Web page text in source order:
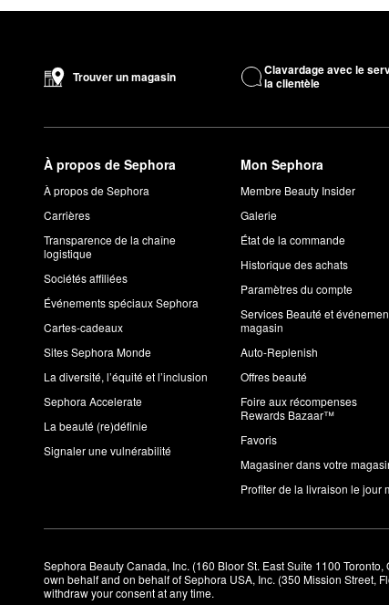
Trouver un magasin
Clavardage avec le
la clientèle
À propos de Sephora
À propos de Sephora
Carrières
Transparence de la chaîne
logistique
Sociétés affiliées
Événements spéciaux Sephora
Cartes-cadeaux
Sites Sephora Monde
La diversité, l’équité et l’inclusion
Sephora Accelerate
La beauté (re)définie
Signaler une vulnérabilité
Mon Sephora
Membre Beauty Insider
Galerie
État de la commande
Historique des achats
Paramètres du compte
Services Beauté et
magasin
Auto-Replenish
Offres beauté
Foire aux récompenses
Rewards Bazaar™
Favoris
Magasiner dans votre
Profiter de la livraison le jour
Sephora Beauty Canada, Inc. (160 Bloor St. East Suite 1100
own behalf and on behalf of Sephora USA, Inc. (350 Mission Street,
withdraw your consent at any time.